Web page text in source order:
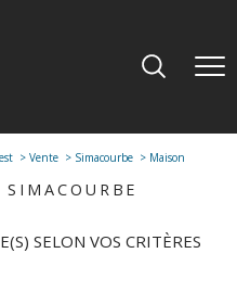
Vente Simacourbe Maison
SELON VOS CRITÈRES